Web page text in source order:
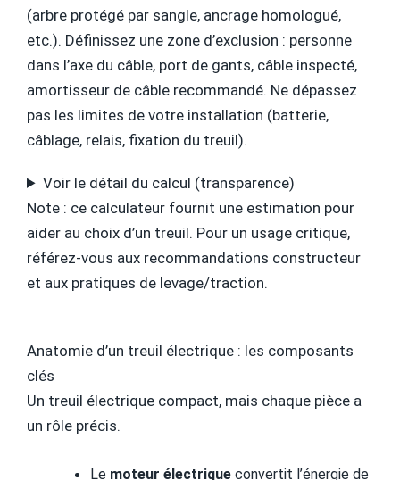
(arbre protégé par sangle, ancrage homologué,
etc.). Définissez une zone d’exclusion : personne
dans l’axe du câble, port de gants, câble inspecté,
amortisseur de câble recommandé. Ne dépassez
pas les limites de votre installation (batterie,
câblage, relais, fixation du treuil).
Voir le détail du calcul (transparence)
Note : ce calculateur fournit une estimation pour
aider au choix d’un treuil. Pour un usage critique,
référez-vous aux recommandations constructeur
et aux pratiques de levage/traction.
Anatomie d’un treuil électrique : les composants
clés
Un treuil électrique compact, mais chaque pièce a
un rôle précis.
Le moteur électrique convertit l’énergie de